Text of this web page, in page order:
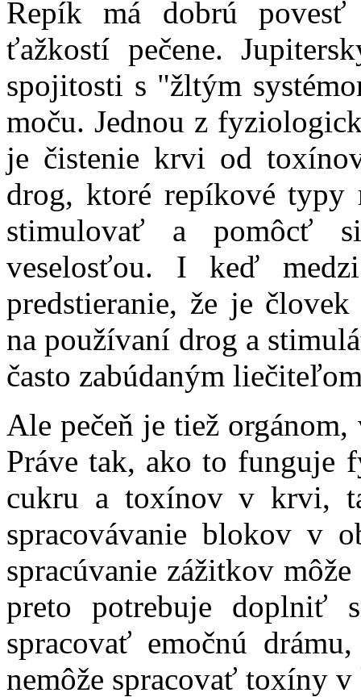
Repík má dobrú
ťažkostí pečene.
spojitosti s "žltým
moču. Jednou z
je čistenie krvi od
drog, ktoré repíkové
stimulovať a pomôcť
veselosťou. I keď
predstieranie, že je
na používaní drog a
často zabúdaným
Ale pečeň je tiež
Práve tak, ako to funguje
cukru a toxínov v krvi,
spracovávanie blokov v
spracúvanie zážitkov
preto potrebuje doplniť
spracovať emočnú
nemôže spracovať toxíny